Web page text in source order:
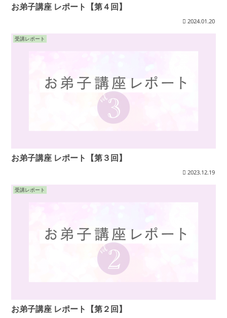
お弟子講座 レポート【第４回】
2024.01.20
受講レポート
お弟子講座 レポート【第３回】
2023.12.19
受講レポート
お弟子講座 レポート【第２回】